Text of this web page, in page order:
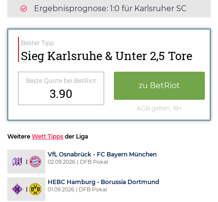
Ergebnisprognose: 1:0 für Karlsruher SC
Bester Tipp
Sieg Karlsruhe & Unter 2,5 Tore
Beste Quote bei BetRiot
3.90
zu BetRiot
AGB gelten, 18+
Weitere Wett Tipps der Liga
VfL Osnabrück - FC Bayern München
02.09.2026 | DFB Pokal
HEBC Hamburg - Borussia Dortmund
01.09.2026 | DFB Pokal